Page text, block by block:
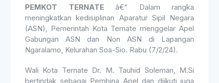
PEMKOT TERNATEâ€“ Dalam rangka
meningkatkan kedisiplinan Aparatur Sipil Negara
(ASN), Pemerintah Kota Ternate menggelar Apel
Gabungan ASN dan Non ASN di Lapangan
Ngaralamo, Kelurahan Soa-Sio. Rabu (7/2/24).
Wali Kota Ternate Dr. M. Tauhid Soleman, M.Si
bertindak sebagai Pembina Apel dan diikuti juga